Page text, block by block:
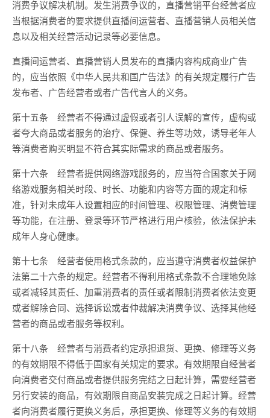
消费争议解决机制。发生消费争议的，直播营销平台经营者应
当根据消费者的要求提供直播间运营者、直播营销人员相关信
息以及相关经营活动记录等必要信息。
直播间运营者、直播营销人员发布的直播内容构成商业广告
的，应当依照《中华人民共和国广告法》的有关规定履行广告
发布者、广告经营者或者广告代言人的义务。
第十五条 经营者不得通过虚假或者引人误解的宣传，虚构或
者夸大商品或者服务的治疗、保健、养生等功效，诱导老年人
等消费者购买明显不符合其实际需求的商品或者服务。
第十六条 经营者提供网络游戏服务的，应当符合国家关于网
络游戏服务相关时段、时长、功能和内容等方面的规定和标
准，针对未成年人设置相应的时间管理、权限管理、消费管理
等功能，在注册、登录等环节严格进行用户核验，依法保护未
成年人身心健康。
第十七条 经营者使用格式条款的，应当遵守消费者权益保护
法第二十六条的规定。经营者不得利用格式条款不合理地免除
或者减轻其责任、加重消费者的责任或者限制消费者依法变更
或者解除合同、选择诉讼或者仲裁解决消费争议、选择其他经
营者的商品或者服务等权利。
第十八条 经营者与消费者约定承担退货、更换、修理等义务
的有效期限不得低于国家有关规定的要求。有效期限自经营者
向消费者交付商品或者提供服务完结之日起计算，需要经营者
另行安装的商品，有效期限自商品安装完成之日起计算。经营
者向消费者履行更换义务后，承担更换、修理等义务的有效期